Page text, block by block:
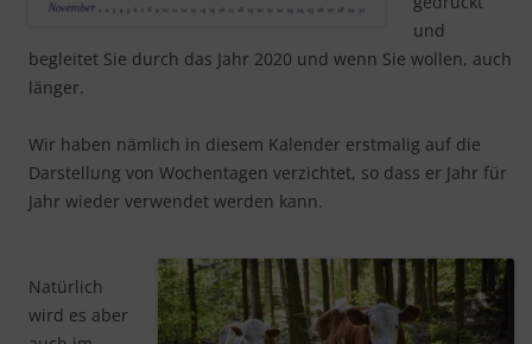
und
begleitet Sie durch das Jahr 2020 und wenn Sie wollen, auch
länger.
Wir haben nämlich in diesem Kalender erstmalig auf die
Darstellung von Wochentagen verzichtet, so dass er Jahr für
Jahr wieder verwendet werden kann.
Natürlich
wird es aber